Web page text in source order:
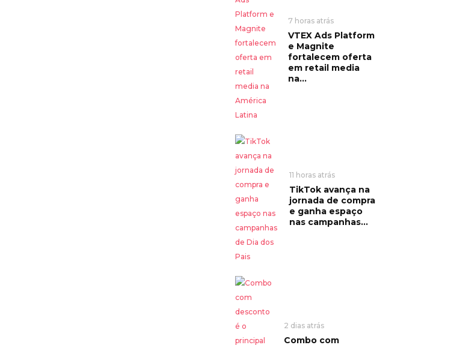
7 horas atrás
VTEX Ads Platform
e Magnite
fortalecem oferta
em retail media
na...
11 horas atrás
TikTok avança na
jornada de compra
e ganha espaço
nas campanhas...
2 dias atrás
Combo com